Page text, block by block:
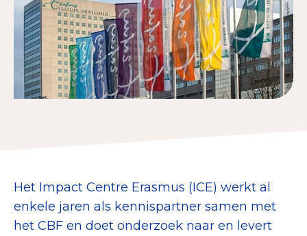
Check keurmerk goede doelen
Collecterooster/wervingrooster
Over het CBF
Veelgestelde vragen
Het Impact Centre Erasmus (ICE) werkt al
enkele jaren als kennispartner samen met
het CBF en doet onderzoek naar en levert